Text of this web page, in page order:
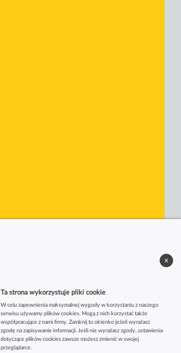
Ta strona wykorzystuje pliki cookie
W celu zapewnienia maksymalnej wygody w korzystaniu z naszego
serwisu używamy plików cookies. Mogą z nich korzystać także
współpracujące z nami firmy. Zamknij to okienko jeżeli wyrażasz
zgodę na zapisywanie informacji. Jeśli nie wyrażasz zgody, ustawienia
dotyczące plików cookies zawsze możesz zmienić w swojej
przeglądarce.
x